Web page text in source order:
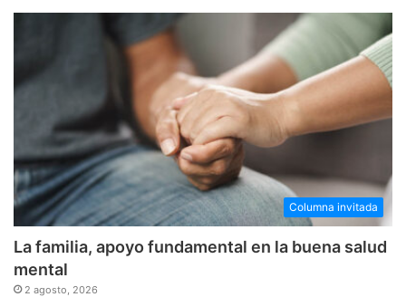
Columna invitada
La familia, apoyo fundamental en la buena salud
mental
2 agosto, 2026